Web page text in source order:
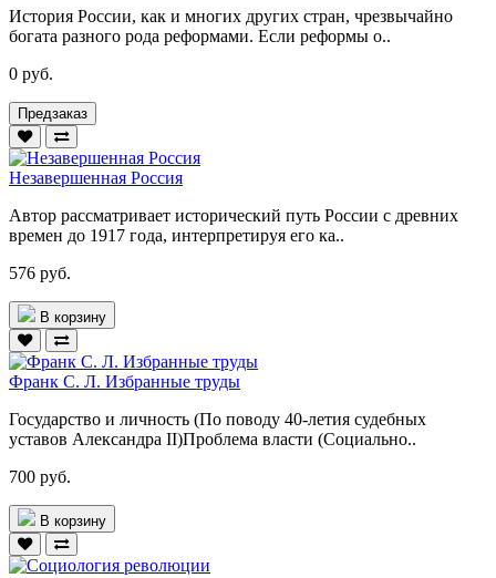
История России, как и многих других стран, чрезвычайно
богата разного рода реформами. Если реформы о..
0 руб.
Предзаказ
Незавершенная Россия
Автор рассматривает исторический путь России с древних
времен до 1917 года, интерпретируя его ка..
576 руб.
В корзину
Франк С. Л. Избранные труды
Государство и личность (По поводу 40-летия судебных
уставов Александра II)Проблема власти (Социально..
700 руб.
В корзину